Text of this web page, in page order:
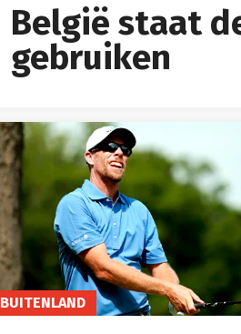
België staat
gebruiken
BUITENLAND